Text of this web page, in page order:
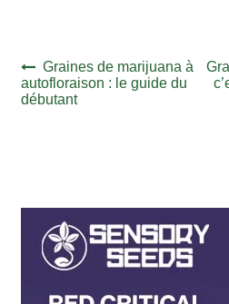
Navigation
de
Article
précédent :
Graines de marijuana à
autofloraison : le guide du
débutant